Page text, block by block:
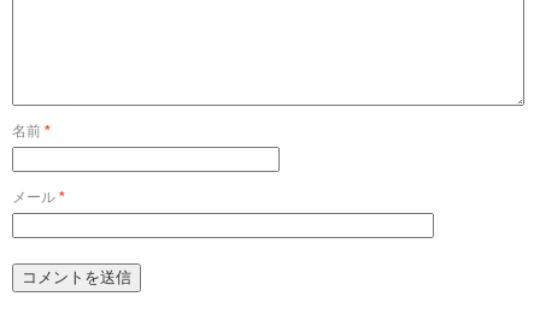
名前 *
メール *